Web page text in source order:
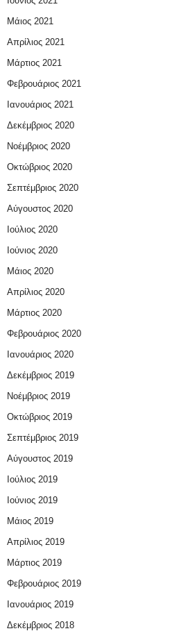
Μάιος 2021
Απρίλιος 2021
Μάρτιος 2021
Φεβρουάριος 2021
Ιανουάριος 2021
Δεκέμβριος 2020
Νοέμβριος 2020
Οκτώβριος 2020
Σεπτέμβριος 2020
Αύγουστος 2020
Ιούλιος 2020
Ιούνιος 2020
Μάιος 2020
Απρίλιος 2020
Μάρτιος 2020
Φεβρουάριος 2020
Ιανουάριος 2020
Δεκέμβριος 2019
Νοέμβριος 2019
Οκτώβριος 2019
Σεπτέμβριος 2019
Αύγουστος 2019
Ιούλιος 2019
Ιούνιος 2019
Μάιος 2019
Απρίλιος 2019
Μάρτιος 2019
Φεβρουάριος 2019
Ιανουάριος 2019
Δεκέμβριος 2018